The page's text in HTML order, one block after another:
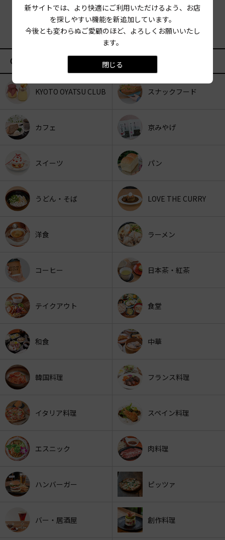
新サイトでは、より快適にご利用いただけるよう、お店
を探しやすい機能を新追加しています。
今後とも変わらぬご愛顧のほど、よろしくお願いいたし
ます。
閉じる
CATEGORY
KYOTO OYATSU CLUB スナックフード
カフェ 京みやげ
スイーツ パン
うどん・そば LOVE THE CURRY
洋食 ラーメン
コーヒー 日本茶・紅茶
テイクアウト 食堂
和食 中華
韓国料理 フランス料理
イタリア料理 スペイン料理
エスニック 肉料理
ハンバーガー ピッツァ
バー・居酒屋 創作料理